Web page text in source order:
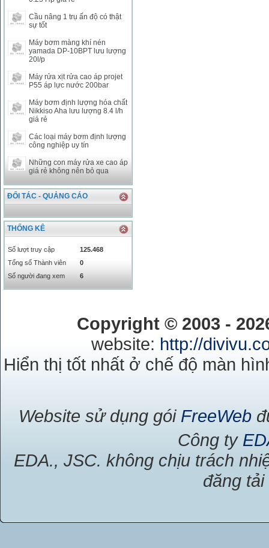
NOK
0
2658.47
RMB
RUB
0
418.79
SAR
0
6457
Cầu nâng 1 trụ ấn độ có thật
sự tốt
Máy bơm màng khí nén
yamada DP-10BPT lưu lượng
20l/p
Máy rửa xịt rửa cao áp projet
P55 áp lực nước 200bar
Máy bơm định lượng hóa chất
Nikkiso Aha lưu lượng 8.4 l/h
giá rẻ
Các loại máy bơm định lượng
công nghiệp uy tín
Những con máy rửa xe cao áp
giá rẻ không nên bỏ qua
ĐỐI TÁC - QUẢNG CÁO
THỐNG KÊ
Số lượt truy cập
125.468
Tổng số Thành viên
0
Số người đang xem
6
Copyright © 2003 -
website: http://
Hiển thị tốt nhất ở chế độ màn
Website sử dụng gói FreeWeb
Công ty
EDA., JSC. không chịu trách
đăng